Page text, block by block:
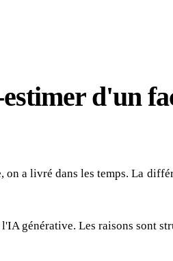
d'un
on a livré dans les temps. La
générative. Les raisons sont